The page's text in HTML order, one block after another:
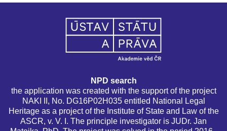
NPD search
the application was created with the support of the project
NAKI II, No. DG16P02H035 entitled National Legal
Heritage as a project of the Institute of State and Law of the
ASCR, v. V. I. The principle investigator is JUDr. Jan